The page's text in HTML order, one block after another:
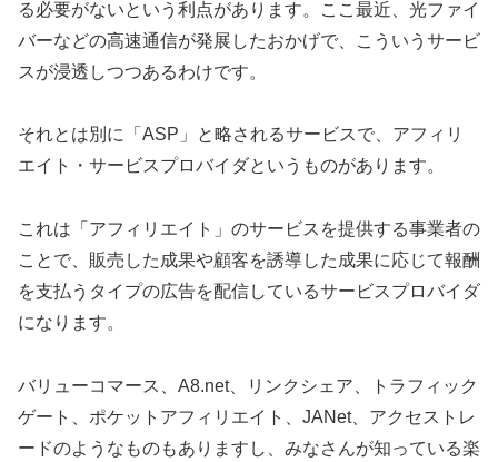
る必要がないという利点があります。ここ最近、光ファイ
バーなどの高速通信が発展したおかげで、こういうサービ
スが浸透しつつあるわけです。
それとは別に「ASP」と略されるサービスで、アフィリ
エイト・サービスプロバイダというものがあります。
これは「アフィリエイト」のサービスを提供する事業者の
ことで、販売した成果や顧客を誘導した成果に応じて報酬
を支払うタイプの広告を配信しているサービスプロバイダ
になります。
バリューコマース、A8.net、リンクシェア、トラフィック
ゲート、ポケットアフィリエイト、JANet、アクセストレ
ードのようなものもありますし、みなさんが知っている楽